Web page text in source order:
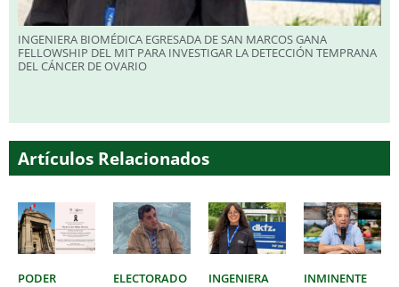
INGENIERA BIOMÉDICA EGRESADA DE SAN MARCOS GANA
FELLOWSHIP DEL MIT PARA INVESTIGAR LA DETECCIÓN TEMPRANA
DEL CÁNCER DE OVARIO
Artículos Relacionados
PODER
ELECTORADO
INGENIERA
INMINENTE